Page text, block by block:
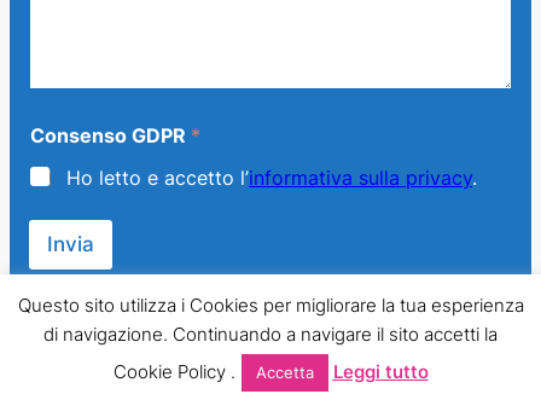
g
o
Consenso GDPR *
Ho letto e accetto l’informativa sulla privacy.
Invia
© 2013 – 2024 Generazione Famiglia – LMPT Italia. All Rights
Reserved.
Questo sito utilizza i Cookies per migliorare la tua esperienza
di navigazione. Continuando a navigare il sito accetti la
Cookie Policy .
Accetta Leggi tutto